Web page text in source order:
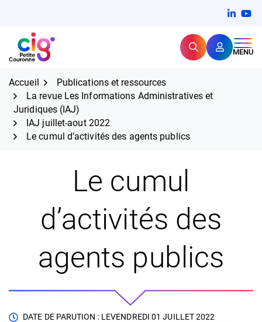
contenu
CIG Petite Couronne RechercherMENU
Expertise et proximité pour
Accueil
Publications et ressources
La revue Les Informations Administratives et
Juridiques (IAJ)
IAJ juillet-aout 2022
Le cumul d’activités des agents publics
Le cumul
d’activités des
agents publics
DATE DE PARUTION : LEVENDREDI 01 JUILLET 2022